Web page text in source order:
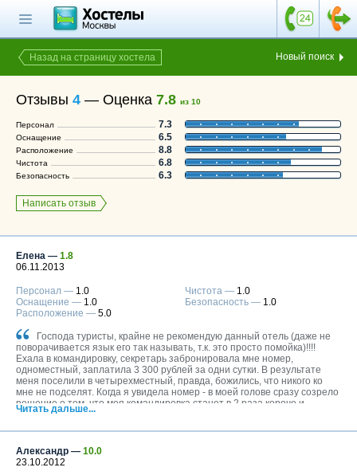
Назад на страницу хостела Новый поиск
Отзывы 4 — Оценка 7.8 из 10
Персонал 7.3
Оснащение 6.5
Расположение 8.8
Чистота 6.8
Безопасность 6.3
Написать отзыв
Елена — 1.8
06.11.2013
Персонал — 1.0
Оснащение — 1.0
Расположение — 5.0
Чистота — 1.0
Безопасность — 1.0
Господа туристы, крайне не рекомендую данный отель (даже не
поворачивается язык его так называть, т.к. это просто помойка)!!!!
Ехала в командировку, секретарь забронировала мне номер,
одноместный, заплатила 3 300 рублей за одни сутки. В результате
меня поселили в четырехместный, правда, божились, что никого ко
мне не подселят. Когда я увидела номер - в моей голове сразу созрело
решение о том, что моя командировка станет в 2 раза короче и
вернусь домой я сегодня же. Как я, впрочем, и поступила. Фотографии
окнах, огромные дыры в подоконнике, отклеивающиеся обои,
заклеенные скотчем розетки, отсутствие горячей воды в душе, бойлер,
Читать дальше...
Александр — 10.0
23.10.2012
Главная страница
Поиск хостела
хостелах
Каталог хостелов
Контакты
в социальных сетях
8 (800) 222-58-32
Москва
+7 (495) 646-74-40
Петербург
+7 (812) 418-22-18